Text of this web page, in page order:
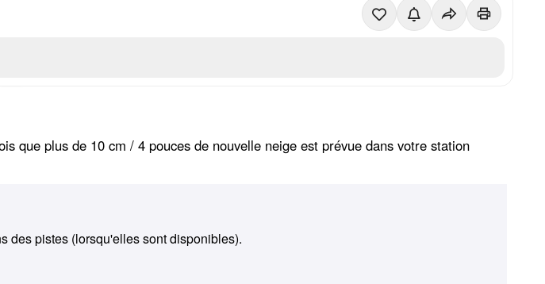
que plus de 10 cm / 4 pouces de nouvelle neige est prévue dans votre station
des pistes (lorsqu'elles sont disponibles).